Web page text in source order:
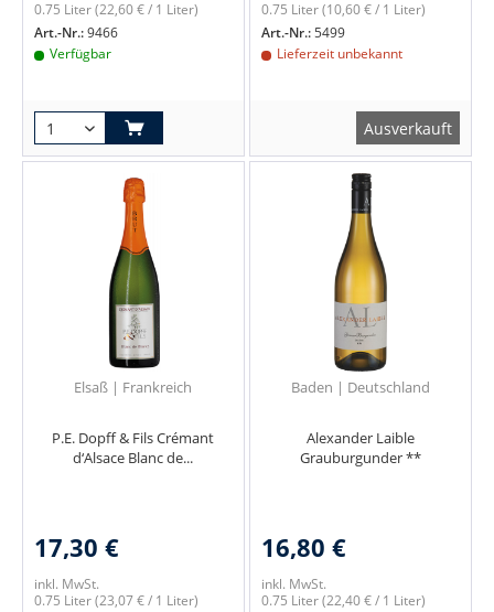
0.75 Liter(22,60 € / 1 Liter)
Art.-Nr.:9466
Verfügbar
0.75 Liter(10,60 € / 1 Liter)
Art.-Nr.:5499
Lieferzeit unbekannt
Ausverkauft
Elsaß | Frankreich
P.E. Dopff & Fils Crémant
d‘Alsace Blanc de...
17,30 €
inkl. MwSt.
0.75 Liter(23,07 € / 1 Liter)
Baden | Deutschland
Alexander Laible
Grauburgunder **
16,80 €
inkl. MwSt.
0.75 Liter(22,40 € / 1 Liter)